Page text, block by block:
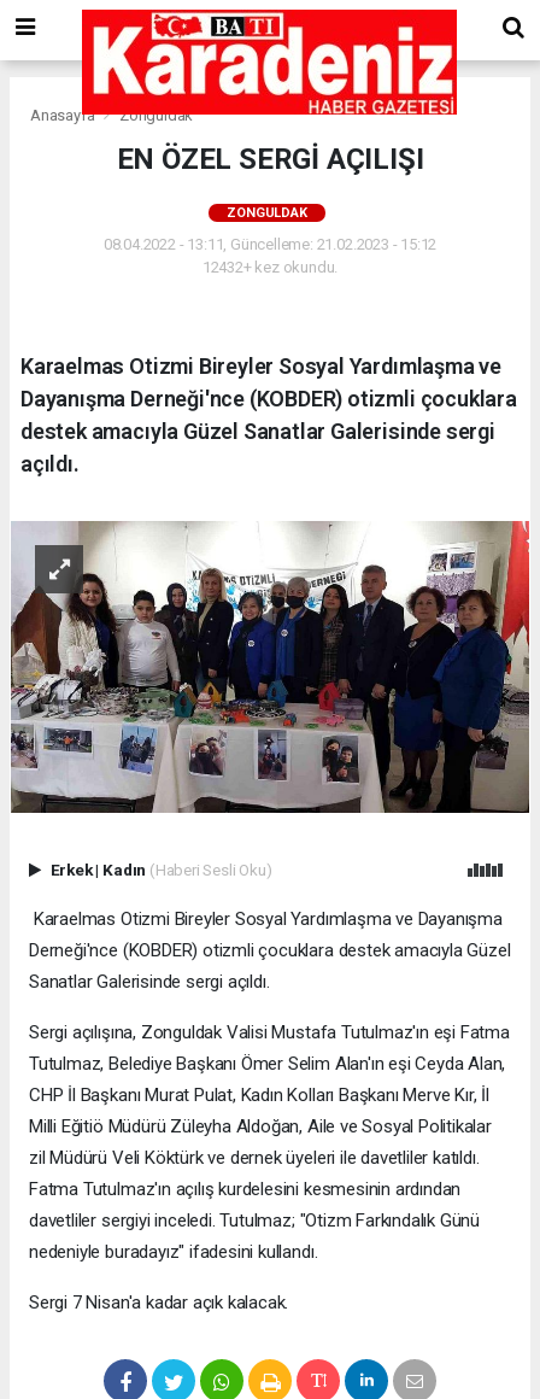
Anasayfa Zonguldak
EN ÖZEL SERGİ AÇILIŞI
ZONGULDAK
08.04.2022 - 13:11, Güncelleme: 21.02.2023 - 15:12
12432+ kez okundu.
Karaelmas Otizmi Bireyler Sosyal Yardımlaşma ve
Dayanışma Derneği'nce (KOBDER) otizmli çocuklara
destek amacıyla Güzel Sanatlar Galerisinde sergi
açıldı.
Erkek| Kadın (Haberi Sesli Oku)
Karaelmas Otizmi Bireyler Sosyal Yardımlaşma ve Dayanışma
Derneği'nce (KOBDER) otizmli çocuklara destek amacıyla Güzel
Sanatlar Galerisinde sergi açıldı.
Sergi açılışına, Zonguldak Valisi Mustafa Tutulmaz'ın eşi Fatma
Tutulmaz, Belediye Başkanı Ömer Selim Alan'ın eşi Ceyda Alan,
CHP İl Başkanı Murat Pulat, Kadın Kolları Başkanı Merve Kır, İl
Milli Eğitiö Müdürü Züleyha Aldoğan, Aile ve Sosyal Politikalar
zil Müdürü Veli Köktürk ve dernek üyeleri ile davetliler katıldı.
Fatma Tutulmaz'ın açılış kurdelesini kesmesinin ardından
davetliler sergiyi inceledi. Tutulmaz; "Otizm Farkındalık Günü
nedeniyle buradayız" ifadesini kullandı.
Sergi 7 Nisan'a kadar açık kalacak.